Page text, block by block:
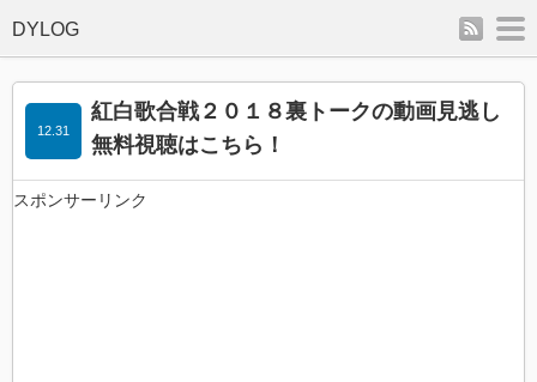
rss
紅白歌合戦２０１８裏トークの動画見逃し
無料視聴はこちら！
12.31
スポンサーリンク